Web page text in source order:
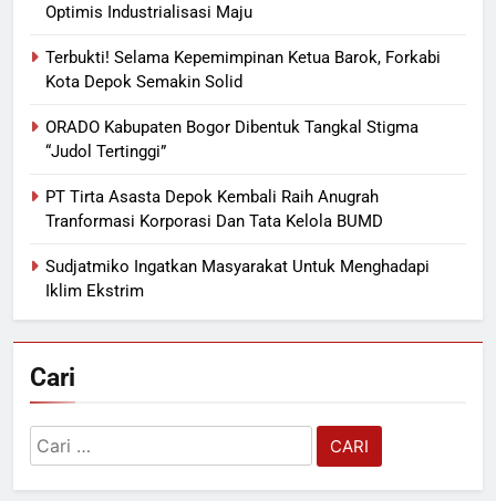
Optimis Industrialisasi Maju
Terbukti! Selama Kepemimpinan Ketua Barok, Forkabi
Kota Depok Semakin Solid
ORADO Kabupaten Bogor Dibentuk Tangkal Stigma
“Judol Tertinggi”
PT Tirta Asasta Depok Kembali Raih Anugrah
Tranformasi Korporasi Dan Tata Kelola BUMD
Sudjatmiko Ingatkan Masyarakat Untuk Menghadapi
Iklim Ekstrim
Cari
Cari
untuk: